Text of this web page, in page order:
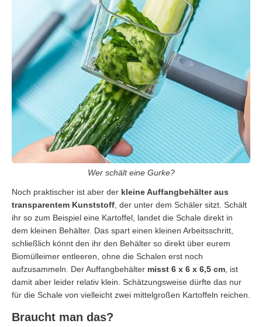
Wer schält eine Gurke?
Noch praktischer ist aber der kleine Auffangbehälter aus
transparentem Kunststoff , der unter dem Schäler sitzt. Schält
ihr so zum Beispiel eine Kartoffel, landet die Schale direkt in
dem kleinen Behälter. Das spart einen kleinen Arbeitsschritt,
schließlich könnt den ihr den Behälter so direkt über eurem
Biomülleimer entleeren, ohne die Schalen erst noch
aufzusammeln. Der Auffangbehälter misst 6 x 6 x 6,5 cm , ist
damit aber leider relativ klein. Schätzungsweise dürfte das nur
für die Schale von vielleicht zwei mittelgroßen Kartoffeln reichen.
Braucht man das?